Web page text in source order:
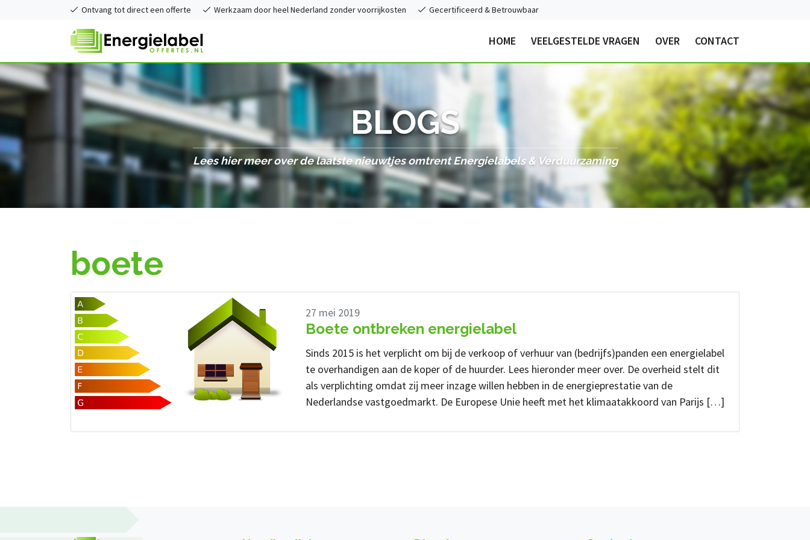
Ontvang tot direct een offerte Werkzaam door heel Nederland zonder voorrijkosten Gecertificeerd & Betrouwbaar
HOME VEELGESTELDE VRAGEN OVER CONTACT
BLOGS
Lees hier meer over de laatste nieuwtjes omtrent Energielabels & Verduurzaming
boete
27 mei 2019
Boete ontbreken energielabel
Sinds 2015 is het verplicht om bij de verkoop of verhuur van (bedrijfs)panden een energielabel
te overhandigen aan de koper of de huurder. Lees hieronder meer over. De overheid stelt dit
als verplichting omdat zij meer inzage willen hebben in de energieprestatie van de
Nederlandse vastgoedmarkt. De Europese Unie heeft met het klimaatakkoord van Parijs […]